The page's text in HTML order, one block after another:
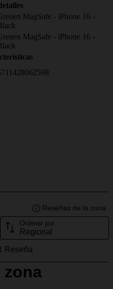
MagSafe - iPhone 16 -
MagSafe - iPhone 16 -